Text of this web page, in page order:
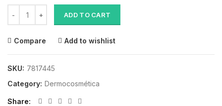
ADD TO CART
Compare Add to wishlist
SKU: 7817445
Category: Dermocosmética
Share